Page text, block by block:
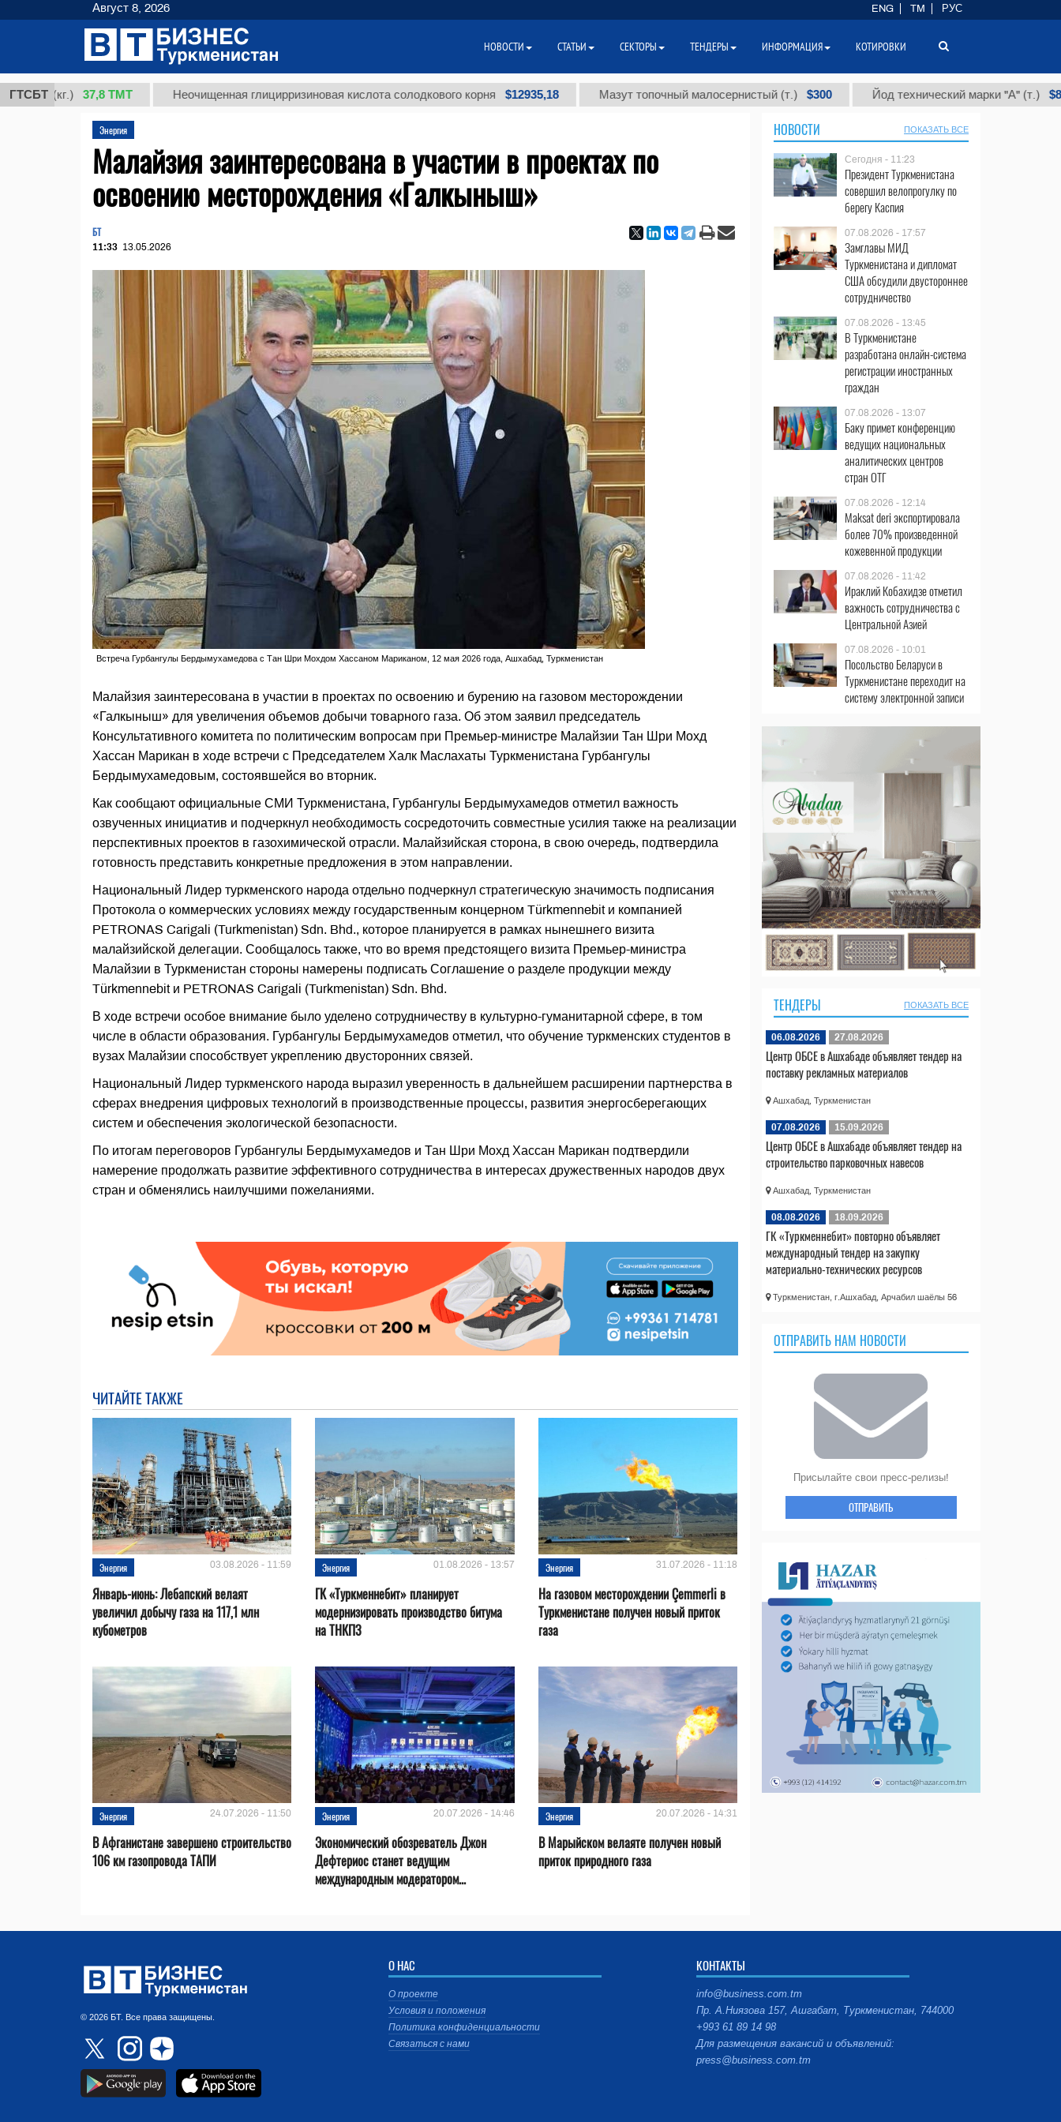
ГТСБТ
(кг.) 37,8 ТМТ Неочищенная глицирризиновая кислота солодкового корня $12935,18 Мазут топочный малосернистый (т.) $300 Йод технический марки "А" (т.) $86 000
Энергия
Малайзия заинтересована в участии в проектах по
освоению месторождения «Галкыныш»
БТ
11:33 13.05.2026
Встреча Гурбангулы Бердымухамедова с Тан Шри Мохдом Хассаном Мариканом, 12 мая 2026 года, Ашхабад, Туркменистан
Малайзия заинтересована в участии в проектах по освоению и бурению на газовом месторождении
«Галкыныш» для увеличения объемов добычи товарного газа. Об этом заявил председатель
Консультативного комитета по политическим вопросам при Премьер-министре Малайзии Тан Шри Мохд
Хассан Марикан в ходе встречи с Председателем Халк Маслахаты Туркменистана Гурбангулы
Бердымухамедовым, состоявшейся во вторник.
Как сообщают официальные СМИ Туркменистана, Гурбангулы Бердымухамедов отметил важность
озвученных инициатив и подчеркнул необходимость сосредоточить совместные усилия также на реализации
перспективных проектов в газохимической отрасли. Малайзийская сторона, в свою очередь, подтвердила
готовность представить конкретные предложения в этом направлении.
Национальный Лидер туркменского народа отдельно подчеркнул стратегическую значимость подписания
Протокола о коммерческих условиях между государственным концерном Türkmennebit и компанией
PETRONAS Carigali (Turkmenistan) Sdn. Bhd., которое планируется в рамках нынешнего визита
малайзийской делегации. Сообщалось также, что во время предстоящего визита Премьер-министра
Малайзии в Туркменистан стороны намерены подписать Соглашение о разделе продукции между
Türkmennebit и PETRONAS Carigali (Turkmenistan) Sdn. Bhd.
В ходе встречи особое внимание было уделено сотрудничеству в культурно-гуманитарной сфере, в том
числе в области образования. Гурбангулы Бердымухамедов отметил, что обучение туркменских студентов в
вузах Малайзии способствует укреплению двусторонних связей.
Национальный Лидер туркменского народа выразил уверенность в дальнейшем расширении партнерства в
сферах внедрения цифровых технологий в производственные процессы, развития энергосберегающих
систем и обеспечения экологической безопасности.
По итогам переговоров Гурбангулы Бердымухамедов и Тан Шри Мохд Хассан Марикан подтвердили
намерение продолжать развитие эффективного сотрудничества в интересах дружественных народов двух
стран и обменялись наилучшими пожеланиями.
ЧИТАЙТЕ ТАКЖЕ
Энергия 03.08.2026 - 11:59
Январь-июнь: Лебапский велаят
увеличил добычу газа на 117,1 млн
кубометров
Энергия 01.08.2026 - 13:57
ГК «Туркменнебит» планирует
модернизировать производство битума
на ТНКПЗ
Энергия 31.07.2026 - 11:18
На газовом месторождении Çemmerli в
Туркменистане получен новый приток
газа
Энергия 24.07.2026 - 11:50
В Афганистане завершено строительство
106 км газопровода ТАПИ
Энергия 20.07.2026 - 14:46
Экономический обозреватель Джон
Дефтериос станет ведущим
международным модератором...
Энергия 20.07.2026 - 14:31
В Марыйском велаяте получен новый
приток природного газа
НОВОСТИ ПОКАЗАТЬ ВСЕ
Сегодня - 11:23
Президент Туркменистана
совершил велопрогулку по
берегу Каспия
07.08.2026 - 17:57
Замглавы МИД
Туркменистана и дипломат
США обсудили двустороннее
сотрудничество
07.08.2026 - 13:45
В Туркменистане
разработана онлайн-система
регистрации иностранных
граждан
07.08.2026 - 13:07
Баку примет конференцию
ведущих национальных
аналитических центров
стран ОТГ
07.08.2026 - 12:14
Maksat deri экспортировала
более 70% произведенной
кожевенной продукции
07.08.2026 - 11:42
Ираклий Кобахидзе отметил
важность сотрудничества с
Центральной Азией
07.08.2026 - 10:01
Посольство Беларуси в
Туркменистане переходит на
систему электронной записи
ТЕНДЕРЫ ПОКАЗАТЬ ВСЕ
06.08.2026 27.08.2026
Центр ОБСЕ в Ашхабаде объявляет тендер на
поставку рекламных материалов
Ашхабад, Туркменистан
07.08.2026 15.09.2026
Центр ОБСЕ в Ашхабаде объявляет тендер на
строительство парковочных навесов
Ашхабад, Туркменистан
08.08.2026 18.09.2026
ГК «Туркменнебит» повторно объявляет
международный тендер на закупку
материально-технических ресурсов
Туркменистан, г.Ашхабад, Арчабил шаёлы 56
ОТПРАВИТЬ НАМ НОВОСТИ
Присылайте свои пресс-релизы!
ОТПРАВИТЬ
© 2026 БТ. Все права защищены.
О НАС
О проекте
Условия и положения
Политика конфиденциальности
Связаться с нами
КОНТАКТЫ
info@business.com.tm
Пр. А.Ниязова 157, Ашгабат, Туркменистан, 744000
+993 61 89 14 98
Для размещения вакансий и объявлений:
press@business.com.tm
Август 8, 2026 ENG TM РУС
НОВОСТИ СТАТЬИ СЕКТОРЫ ТЕНДЕРЫ ИНФОРМАЦИЯ КОТИРОВКИ